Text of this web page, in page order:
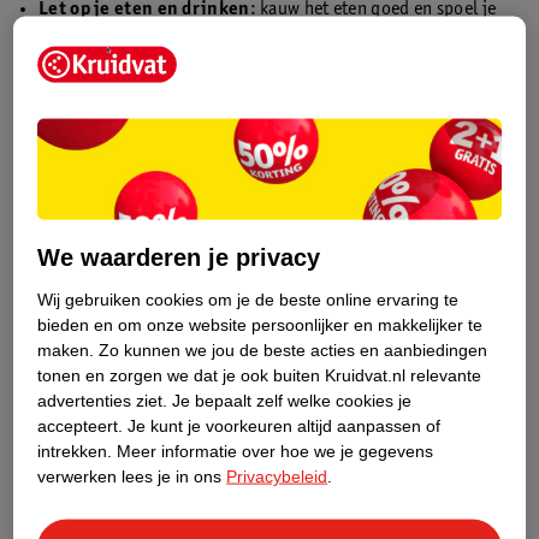
Let op je eten en drinken: kauw het eten goed en spoel je
snacks, vruchtensap of frisdrank tussendoor(
op een snoepje. Dat zet je speekselklieren aan het
werk(1,
Pas op met uitdrogers
: alcohol en roken kunnen je mond
nog droger maken(1).
(natriumlaurylsulfaat) en spoel liever niet met
alcoholhoudende mondspoeling. Gebruik indien nodig
tandenstokers of flosdraad(3).
Probeer door je neus te ademen terwijl je slaapt. Je mond
droogt dan minder snel uit. Dat lukt beter als je bijvoorbeeld
op je zij slaapt of je hoofdeinde iets hoger zet. Ook kan het
helpen om je slaapkamer koel en goed geventileerd te
houden(1).
Gel
We waarderen je privacy
Wij gebruiken cookies om je de beste online ervaring te
bieden en om onze website persoonlijker en makkelijker te
maken. Zo kunnen we jou de beste acties en aanbiedingen
tonen en zorgen we dat je ook buiten Kruidvat.nl relevante
advertenties ziet. Je bepaalt zelf welke cookies je
accepteert. Je kunt je voorkeuren altijd aanpassen of
intrekken.
Meer informatie over hoe we je gegevens
verwerken lees je in ons Privacybeleid